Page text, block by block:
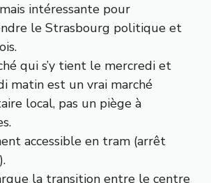
intéressante pour
le Strasbourg politique et
qui s’y tient le mercredi et
matin est un vrai marché
local, pas un piège à
accessible en tram (arrêt
la transition entre le centre